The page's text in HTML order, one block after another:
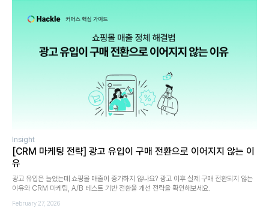
Insight
[CRM 마케팅 전략] 광고 유입이 구매 전환으로 이어지지 않는 이
유
광고 유입은 늘었는데 쇼핑몰 매출이 증가하지 않나요? 광고 이후 실제 구매 전환되지 않는
이유와 CRM 마케팅, A/B 테스트 기반 전환율 개선 전략을 확인해보세요.
February 27, 2026